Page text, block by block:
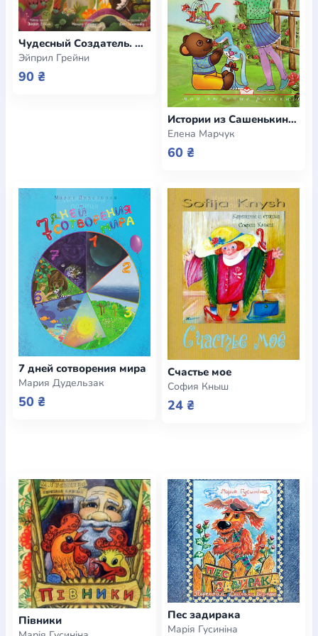
Чудесный Создатель. Притча о сотворении и искуплении
Эйприл Грейни
90 ₴
Истории из Сашенькиной жизни
Елена Марчук
60 ₴
7 дней сотворения мира
Мария Дудельзак
50 ₴
Счастье мое
София Кныш
24 ₴
Півники Пес задирака
Марія Гусиніна